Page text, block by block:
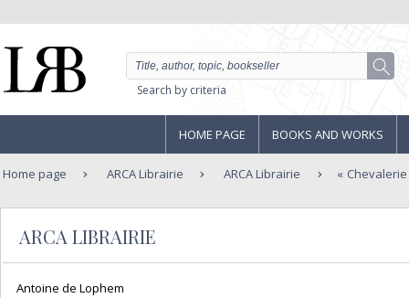
Search by criteria
HOME PAGE BOOKS AND WORKS
Home page ARCA Librairie ARCA Librairie Chevalerie
ARCA LIBRAIRIE
Antoine de Lophem